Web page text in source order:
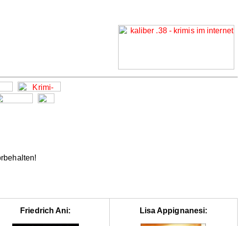
Friedrich Ani: Lisa Appignanesi: